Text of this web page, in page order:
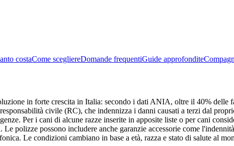
costaCome scegliereDomande frequentiGuide approfondite
in forte crescita in Italia: secondo i dati ANIA, oltre il 40% delle
civile (RC), che indennizza i danni causati a terzi dal
Per i cani di alcune razze inserite in apposite liste o per cani
polizze possono includere anche garanzie accessorie come
Le condizioni cambiano in base a età, razza e stato di salute al